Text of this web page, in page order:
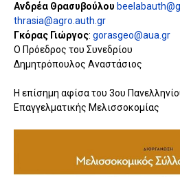
Ανδρέα Θρασυβούλου
thrasia@agro.auth.gr
Γκόρας Γιώργος: gorasgeo@aua.gr
Ο Πρόεδρος του Συνεδρίου
Δημητρόπουλος Αναστάσιος
Η επίσημη αφίσα του 3ου
Επαγγελματικής Μελισσοκομίας